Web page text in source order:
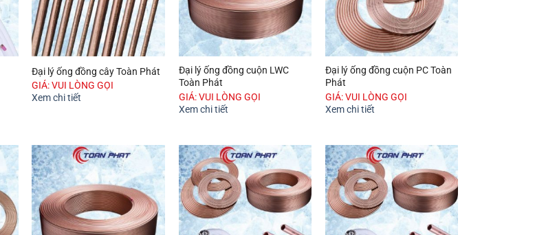
Đại lý ống đồng cây Toàn Phát
GIÁ: VUI LÒNG GỌI
Xem chi tiết
Đại lý ống đồng cuộn LWC
Toàn Phát
GIÁ: VUI LÒNG GỌI
Xem chi tiết
Đại lý ống đồng cuộn PC Toàn
Phát
GIÁ: VUI LÒNG GỌI
Xem chi tiết